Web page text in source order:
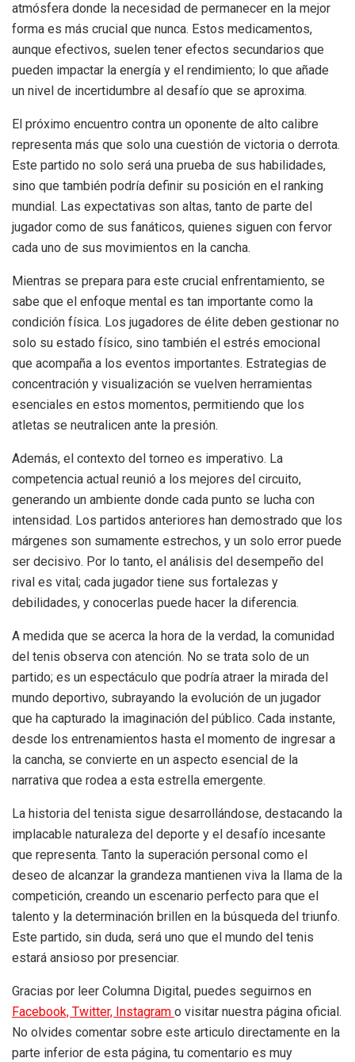
atmósfera donde la necesidad de permanecer en la mejor
forma es más crucial que nunca. Estos medicamentos,
aunque efectivos, suelen tener efectos secundarios que
pueden impactar la energía y el rendimiento; lo que añade
un nivel de incertidumbre al desafío que se aproxima.
El próximo encuentro contra un oponente de alto calibre
representa más que solo una cuestión de victoria o derrota.
Este partido no solo será una prueba de sus habilidades,
sino que también podría definir su posición en el ranking
mundial. Las expectativas son altas, tanto de parte del
jugador como de sus fanáticos, quienes siguen con fervor
cada uno de sus movimientos en la cancha.
Mientras se prepara para este crucial enfrentamiento, se
sabe que el enfoque mental es tan importante como la
condición física. Los jugadores de élite deben gestionar no
solo su estado físico, sino también el estrés emocional
que acompaña a los eventos importantes. Estrategias de
concentración y visualización se vuelven herramientas
esenciales en estos momentos, permitiendo que los
atletas se neutralicen ante la presión.
Además, el contexto del torneo es imperativo. La
competencia actual reunió a los mejores del circuito,
generando un ambiente donde cada punto se lucha con
intensidad. Los partidos anteriores han demostrado que los
márgenes son sumamente estrechos, y un solo error puede
ser decisivo. Por lo tanto, el análisis del desempeño del
rival es vital; cada jugador tiene sus fortalezas y
debilidades, y conocerlas puede hacer la diferencia.
A medida que se acerca la hora de la verdad, la comunidad
del tenis observa con atención. No se trata solo de un
partido; es un espectáculo que podría atraer la mirada del
mundo deportivo, subrayando la evolución de un jugador
que ha capturado la imaginación del público. Cada instante,
desde los entrenamientos hasta el momento de ingresar a
la cancha, se convierte en un aspecto esencial de la
narrativa que rodea a esta estrella emergente.
La historia del tenista sigue desarrollándose, destacando la
implacable naturaleza del deporte y el desafío incesante
que representa. Tanto la superación personal como el
deseo de alcanzar la grandeza mantienen viva la llama de la
competición, creando un escenario perfecto para que el
talento y la determinación brillen en la búsqueda del triunfo.
Este partido, sin duda, será uno que el mundo del tenis
estará ansioso por presenciar.
Gracias por leer Columna Digital, puedes seguirnos en
Facebook, Twitter, Instagram o visitar nuestra página oficial.
No olvides comentar sobre este articulo directamente en la
parte inferior de esta página, tu comentario es muy